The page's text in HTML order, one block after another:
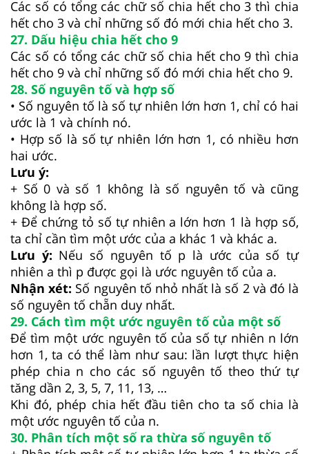
Các số có tổng các chữ số chia hết cho 3 thì chia
hết cho 3 và chỉ những số đó mới chia hết cho 3.
27. Dấu hiệu chia hết cho 9
Các số có tổng các chữ số chia hết cho 9 thì chia
hết cho 9 và chỉ những số đó mới chia hết cho 9.
28. Số nguyên tố và hợp số
• Số nguyên tố là số tự nhiên lớn hơn 1, chỉ có hai
ước là 1 và chính nó.
• Hợp số là số tự nhiên lớn hơn 1, có nhiều hơn
hai ước.
Lưu ý:
+ Số 0 và số 1 không là số nguyên tố và cũng
không là hợp số.
+ Để chứng tỏ số tự nhiên a lớn hơn 1 là hợp số,
ta chỉ cần tìm một ước của a khác 1 và khác a.
Lưu ý: Nếu số nguyên tố p là ước của số tự
nhiên a thì p được gọi là ước nguyên tố của a.
Nhận xét: Số nguyên tố nhỏ nhất là số 2 và đó là
số nguyên tố chẵn duy nhất.
29. Cách tìm một ước nguyên tố của một số
Để tìm một ước nguyên tố của số tự nhiên n lớn
hơn 1, ta có thể làm như sau: lần lượt thực hiện
phép chia n cho các số nguyên tố theo thứ tự
tăng dần 2, 3, 5, 7, 11, 13, …
Khi đó, phép chia hết đầu tiên cho ta số chia là
một ước nguyên tố của n.
30. Phân tích một số ra thừa số nguyên tố